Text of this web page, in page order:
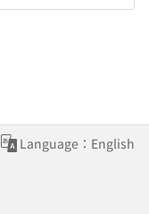
Language：English